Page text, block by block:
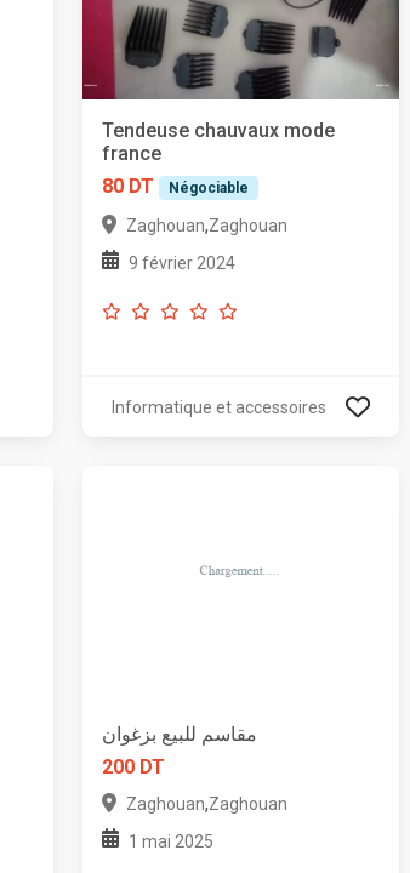
Tendeuse chauvaux mode
france
80 DT
Négociable
Zaghouan,Zaghouan
9 février 2024
Informatique et accessoires
مقاسم للبيع بزغوان
200 DT
Zaghouan,Zaghouan
1 mai 2025